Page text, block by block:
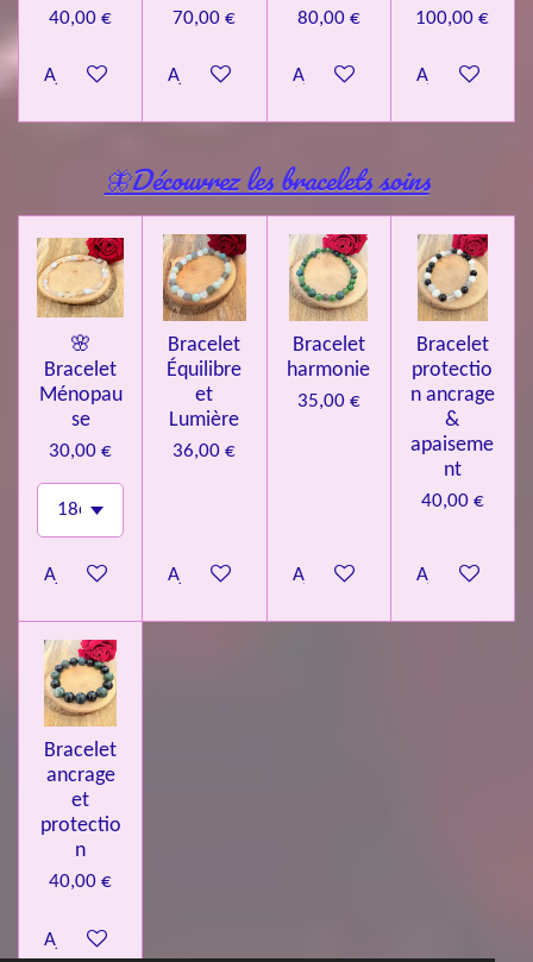
40,00 €
Ajouter au panier
70,00 €
Ajouter au panier
80,00 €
Ajouter au panier
100,00 €
Ajouter au
🦋Découvrez les bracelets soins
🌸
Bracelet
Ménopau
se
30,00 €
Ajouter au panier
Bracelet
Équilibre
et
Lumière
36,00 €
Ajouter au panier
Bracelet
harmonie
35,00 €
Ajouter au panier
Bracelet
protectio
n ancrage
&
apaiseme
nt
40,00 €
Ajouter au
Bracelet
ancrage
et
protectio
n
40,00 €
Ajouter au panier